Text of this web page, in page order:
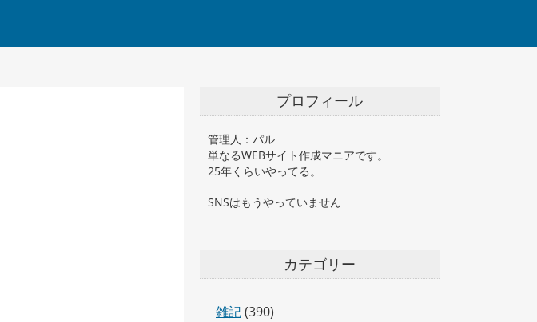
プロフィール
管理人：パル
単なるWEBサイト作成マニアです。
25年くらいやってる。
SNSはもうやっていません
カテゴリー
雑記(390)